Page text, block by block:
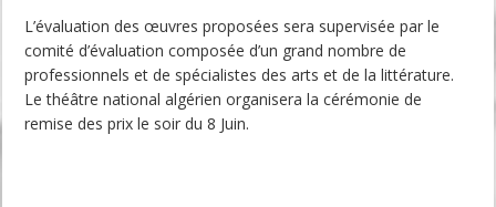
L’évaluation des œuvres proposées sera supervisée par le
comité d’évaluation composée d’un grand nombre de
professionnels et de spécialistes des arts et de la littérature.
Le théâtre national algérien organisera la cérémonie de
remise des prix le soir du 8 Juin.